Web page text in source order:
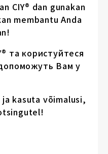
CIY® dan gunakan
membantu Anda
та користуйтеся
Вам у
kasuta võimalusi,